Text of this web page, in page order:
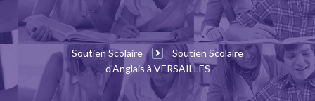
Soutien Scolaire
Soutien Scolaire
d'Anglais à VERSAILLES